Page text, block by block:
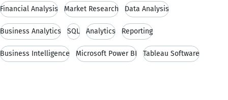
Financial Analysis Market Research Data Analysis
Business Analytics SQL Analytics Reporting
Business Intelligence Microsoft Power BI Tableau Software